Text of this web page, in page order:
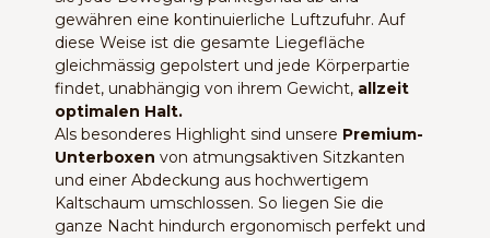
gewähren eine kontinuierliche Luftzufuhr. Auf
diese Weise ist die gesamte Liegefläche
gleichmässig gepolstert und jede Körperpartie
findet, unabhängig von ihrem Gewicht, allzeit
optimalen Halt.
Als besonderes Highlight sind unsere Premium-
Unterboxen von atmungsaktiven Sitzkanten
und einer Abdeckung aus hochwertigem
Kaltschaum umschlossen. So liegen Sie die
ganze Nacht hindurch ergonomisch perfekt und